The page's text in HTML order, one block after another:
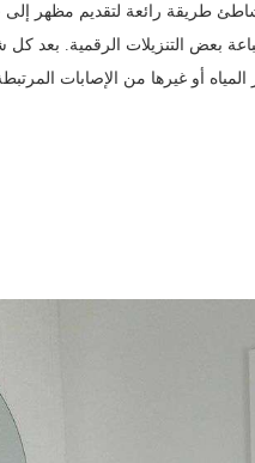
طريقة رائعة لتقديم مظهر
بعض التنزيلات الرقمية. بعد كل
أو غيرها من الإصابات